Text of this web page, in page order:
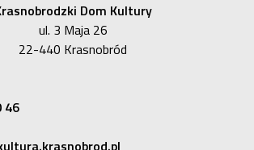
Dom Kultury
ul. 3 Maja 26
22-440 Krasnobród
46